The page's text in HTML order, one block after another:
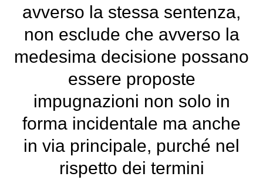
avverso la stessa sentenza,
non esclude che avverso la
medesima decisione possano
essere proposte
impugnazioni non solo in
forma incidentale ma anche
in via principale, purché nel
rispetto dei termini